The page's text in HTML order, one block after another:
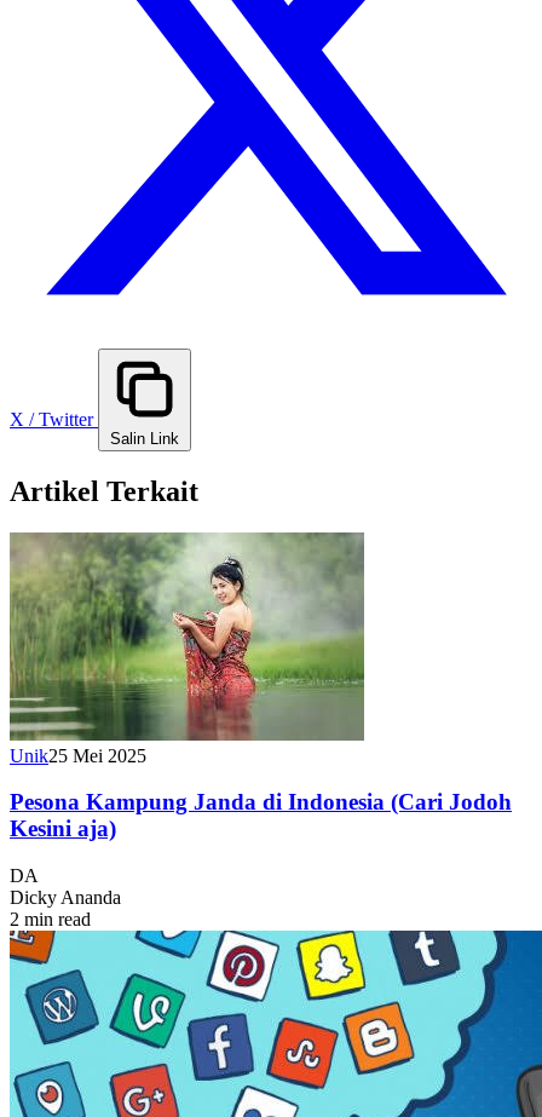
X / Twitter
Salin Link
Artikel Terkait
Unik25 Mei 2025
Pesona Kampung Janda di Indonesia (Cari Jodoh
Kesini aja)
DA
Dicky Ananda
2 min read